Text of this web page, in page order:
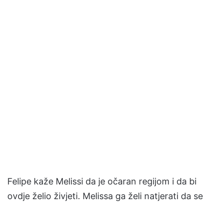
Felipe kaže Melissi da je očaran regijom i da bi
ovdje želio živjeti. Melissa ga želi natjerati da se